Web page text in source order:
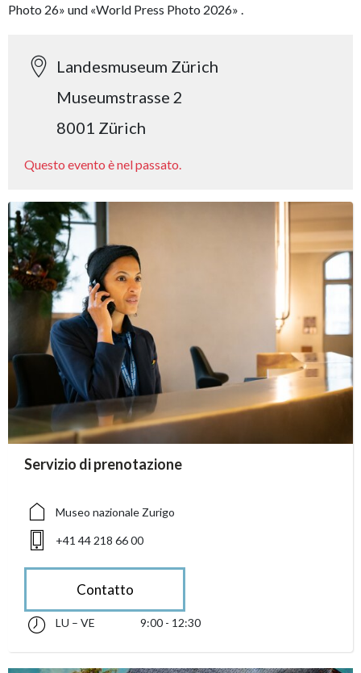
Photo 26» und «World Press Photo 2026» .
Landesmuseum Zürich
Museumstrasse 2
8001 Zürich
Questo evento è nel passato.
accessibility.sr-only.person_card_info
Servizio di prenotazione
accessibility.sr-only.museum
Museo nazionale Zurigo
accessibility.sr-only.phone
+41 44 218 66 00
Contatto
accessibility.sr-only.opening_hours
lunedì fino alle venerdì 09:00 - 12:30
LU – VE 9:00 - 12:30